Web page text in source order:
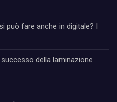
può fare anche in digitale? I
della laminazione